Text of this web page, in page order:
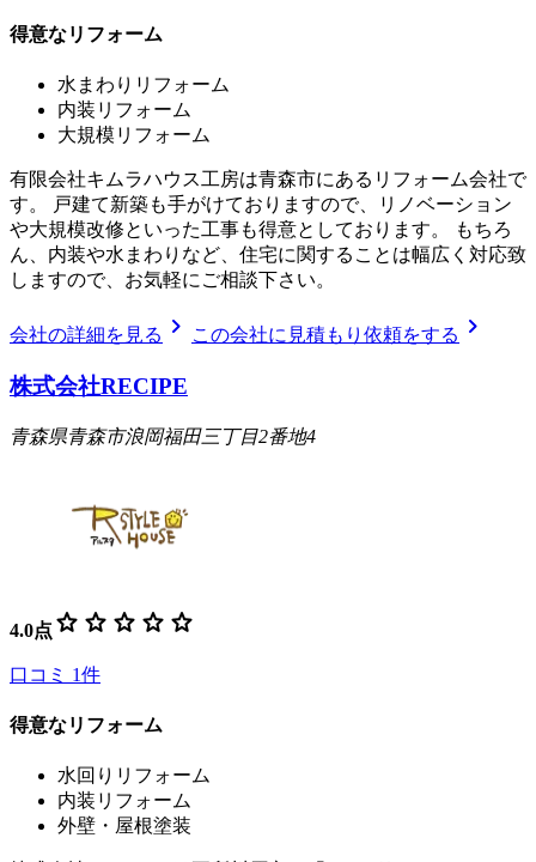
得意なリフォーム
水まわりリフォーム
内装リフォーム
大規模リフォーム
有限会社キムラハウス工房は青森市にあるリフォーム会社で
す。 戸建て新築も手がけておりますので、リノベーション
や大規模改修といった工事も得意としております。 もちろ
ん、内装や水まわりなど、住宅に関することは幅広く対応致
しますので、お気軽にご相談下さい。
会社の詳細を見る chevron_right この会社に見積もり依頼をする chevron_right
株式会社RECIPE
青森県青森市浪岡福田三丁目2番地4
4.0点 star star star star star
口コミ 1件
得意なリフォーム
水回りリフォーム
内装リフォーム
外壁・屋根塗装